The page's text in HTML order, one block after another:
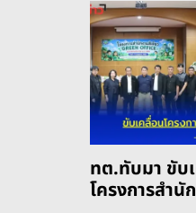
ทต.ทับมา ขับ
โครงการสำนั